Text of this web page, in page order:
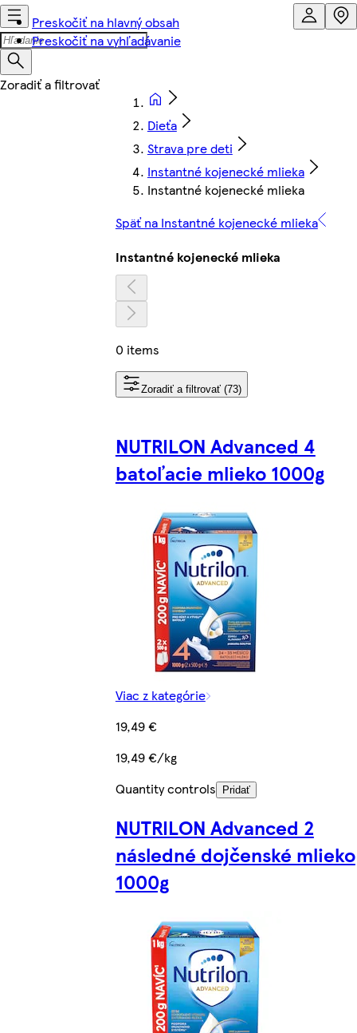
Preskočiť na hlavný obsah
Preskočiť na vyhľadávanie
Dieťa
Strava pre deti
Instantné kojenecké mlieka
Instantné kojenecké mlieka
Späť na Instantné kojenecké mlieka
Instantné kojenecké mlieka
0 items
Zoradiť a filtrovať (73)
NUTRILON Advanced 4
batoľacie mlieko 1000g
Viac z kategórie
19,49 €
19,49 €/kg
Quantity controls
Pridať
NUTRILON Advanced 2
následné dojčenské mlieko
1000g